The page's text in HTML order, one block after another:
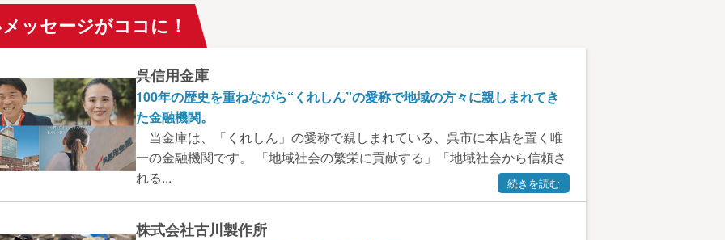
ッセージがココに！
呉信用金庫
100年の歴史を重ねながら“くれしん”の愛称で地域の方々に親しまれてき
た金融機関。
当金庫は、「くれしん」の愛称で親しまれている、呉市に本店を置く唯
一の金融機関です。 「地域社会の繁栄に貢献する」「地域社会から信頼さ
れる...
続きを読む
株式会社古川製作所